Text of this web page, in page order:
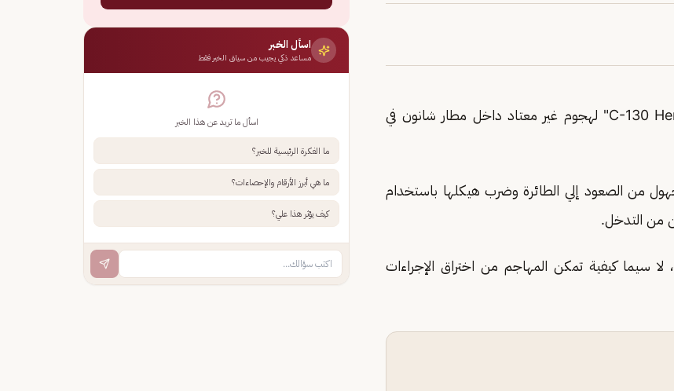
تعرضت طائرة نقل عسكرية أمريكية من طراز "C-130 Hercules" لهجوم غير معتاد داخل مطار شانون في
من الصعود إلي الطائرة وضرب هيكلها باستخدام
من التدخل.
سيما كيفية تمكن المهاجم من اختراق الإجراءات
اسأل الخبر
مساعد ذكي يجيب من سياق الخبر فقط
اسأل ما تريد عن هذا الخبر
ما الفكرة الرئيسية للخبر؟
ما هي أبرز الأرقام والإحصاءات؟
كيف يؤثر هذا علي؟